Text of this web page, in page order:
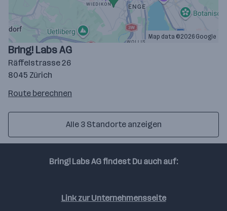
Map data ©2026 Google
Bring! Labs AG
Räffelstrasse 26
8045 Zürich
Route
berechnen
Route berechnen
Alle 3 Standorte anzeigen
Bring! Labs AG findest Du auch auf:
Link zur Unternehmensseite